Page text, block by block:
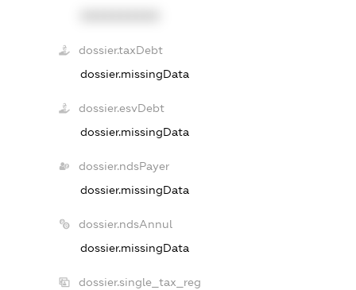
dossier.taxDebt
dossier.missingData
dossier.esvDebt
dossier.missingData
dossier.ndsPayer
dossier.missingData
dossier.ndsAnnul
dossier.missingData
dossier.single_tax_reg